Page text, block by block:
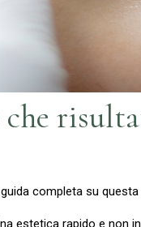
completa su
estetica rapido e